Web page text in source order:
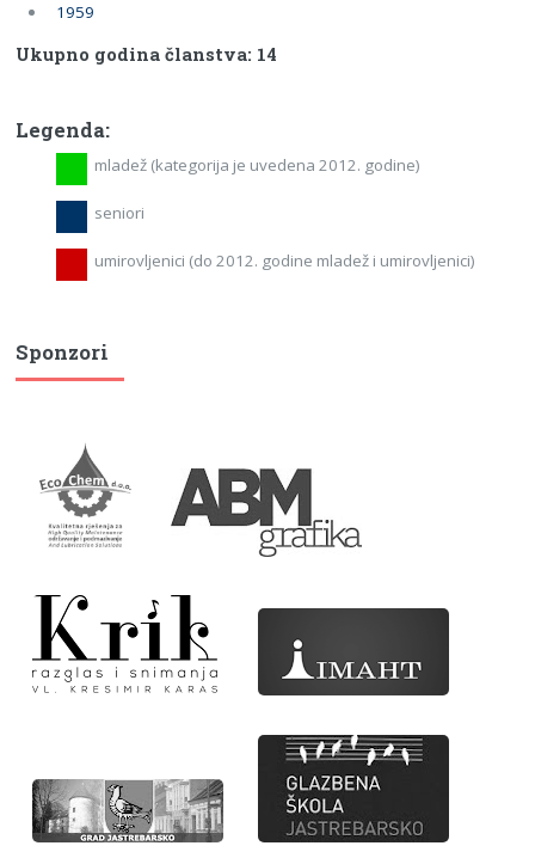
1959
Ukupno godina članstva: 14
Legenda:
mladež (kategorija je uvedena 2012. godine)
seniori
umirovljenici (do 2012. godine mladež i umirovljenici)
Sponzori